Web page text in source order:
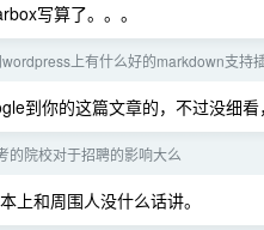
写算了。。。
上有什么好的markdown支持
到你的这篇文章的，不过没细看
的院校对于招聘的影响大么
上和周围人没什么话讲。